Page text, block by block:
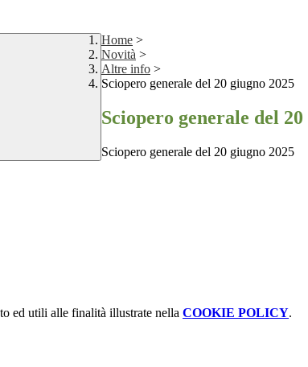
Home >
Novità >
Altre info >
Sciopero generale del 20 giugno 2025
Sciopero generale del
Sciopero generale del 20 giugno 2025
ed utili alle finalità illustrate nella COOKIE POLICY.